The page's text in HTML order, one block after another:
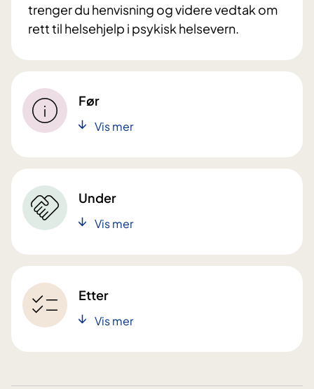
trenger du henvisning og videre vedtak om
rett til helsehjelp i psykisk helsevern.
Før
Vis mer
Under
Vis mer
Etter
Vis mer